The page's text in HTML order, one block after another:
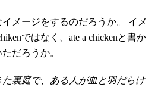
メージをするのだろうか。 イメ
ではなく、ate a chickenと書か
だろうか。
裏庭で、ある人が血と羽だらけ